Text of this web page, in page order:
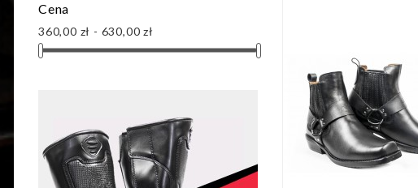
Cena
360,00 zł - 630,00 zł